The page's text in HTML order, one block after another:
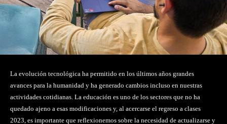
La evolución tecnológica ha permitido en los últimos años grandes
avances para la humanidad y ha generado cambios incluso en nuestras
actividades cotidianas. La educación es uno de los sectores que no ha
quedado ajeno a esas modificaciones y, al acercarse el regreso a clases
2023, es importante que reflexionemos sobre la necesidad de actualizarse y